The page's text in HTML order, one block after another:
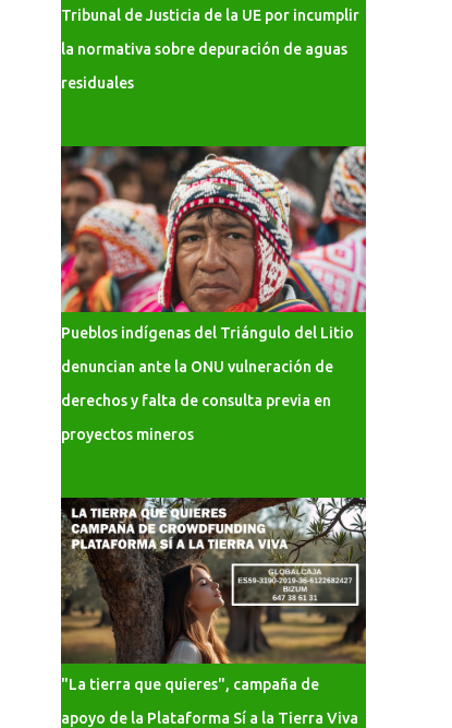
Tribunal de Justicia de la UE por incumplir
la normativa sobre depuración de aguas
residuales
Pueblos indígenas del Triángulo del Litio
denuncian ante la ONU vulneración de
derechos y falta de consulta previa en
proyectos mineros
"La tierra que quieres", campaña de
apoyo de la Plataforma Sí a la Tierra Viva